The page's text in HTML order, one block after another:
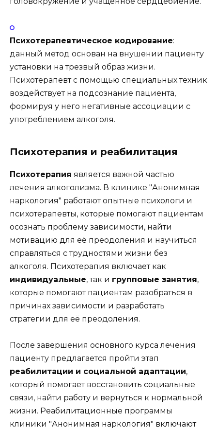
Психотерапевтическое кодирование:
данный метод основан на внушении пациенту
установки на трезвый образ жизни.
Психотерапевт с помощью специальных техник
воздействует на подсознание пациента,
формируя у него негативные ассоциации с
употреблением алкоголя.
Психотерапия и реабилитация
Психотерапия является важной частью
лечения алкоголизма. В клинике "Анонимная
наркология" работают опытные психологи и
психотерапевты, которые помогают пациентам
осознать проблему зависимости, найти
мотивацию для её преодоления и научиться
справляться с трудностями жизни без
алкоголя. Психотерапия включает как
индивидуальные, так и групповые занятия,
которые помогают пациентам разобраться в
причинах зависимости и разработать
стратегии для её преодоления.
После завершения основного курса лечения
пациенту предлагается пройти этап
реабилитации и социальной адаптации,
который помогает восстановить социальные
связи, найти работу и вернуться к нормальной
жизни. Реабилитационные программы
клиники "Анонимная наркология" включают